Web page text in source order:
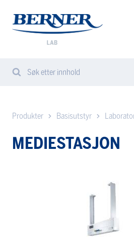
Berner
Lab
Search
Søk etter innhold
Produkter Basisutstyr
MEDIESTASJON